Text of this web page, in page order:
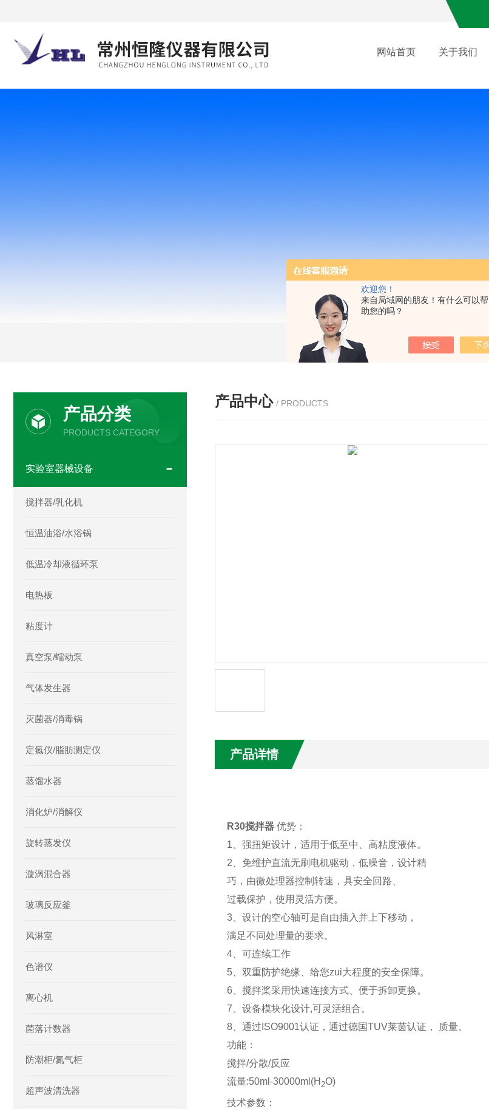
欢迎您！
来自局域网的朋友！有什么可以帮
助您的吗？
网站首页 关于我们
产品中心 / PRODUCTS
产品详情
R30搅拌器 优势：
1、强扭矩设计，适用于低至中、高粘度液体。
2、免维护直流无刷电机驱动，低噪音，设计精
巧，由微处理器控制转速，具安全回路、
过载保护，使用灵活方便。
3、设计的空心轴可是自由插入并上下移动，
满足不同处理量的要求。
4、可连续工作
5、双重防护绝缘、给您zui大程度的安全保障。
6、搅拌桨采用快速连接方式、便于拆卸更换。
7、设备模块化设计,可灵活组合。
8、通过ISO9001认证，通过德国TUV莱茵认证， 质量。
功能：
搅拌/分散/反应
流量:50ml-30000ml(H 2O)
技术参数：
产品分类
PRODUCTS CATEGORY
实验室器械设备
搅拌器/乳化机
恒温油浴/水浴锅
低温冷却液循环泵
电热板
粘度计
真空泵/蠕动泵
气体发生器
灭菌器/消毒锅
定氮仪/脂肪测定仪
蒸馏水器
消化炉/消解仪
旋转蒸发仪
漩涡混合器
玻璃反应釜
风淋室
色谱仪
离心机
菌落计数器
防潮柜/氮气柜
超声波清洗器